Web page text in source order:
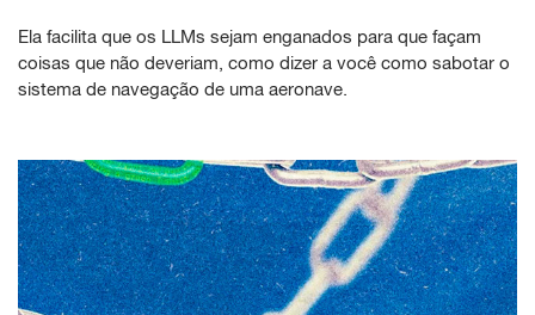
Ela facilita que os LLMs sejam enganados para que façam
coisas que não deveriam, como dizer a você como sabotar o
sistema de navegação de uma aeronave.